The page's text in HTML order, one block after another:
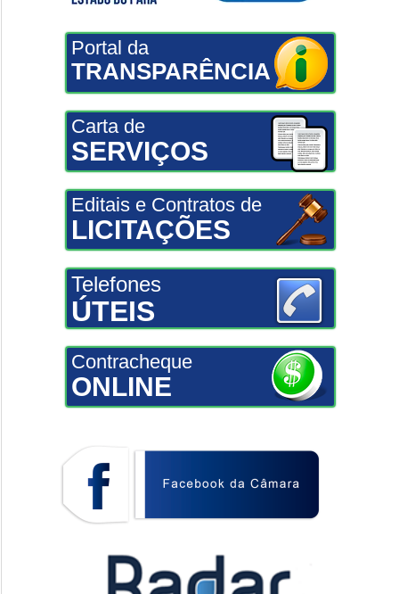
Portal da
TRANSPARÊNCIA
Carta de
SERVIÇOS
Editais e Contratos de
LICITAÇÕES
Telefones
ÚTEIS
Contracheque
ONLINE